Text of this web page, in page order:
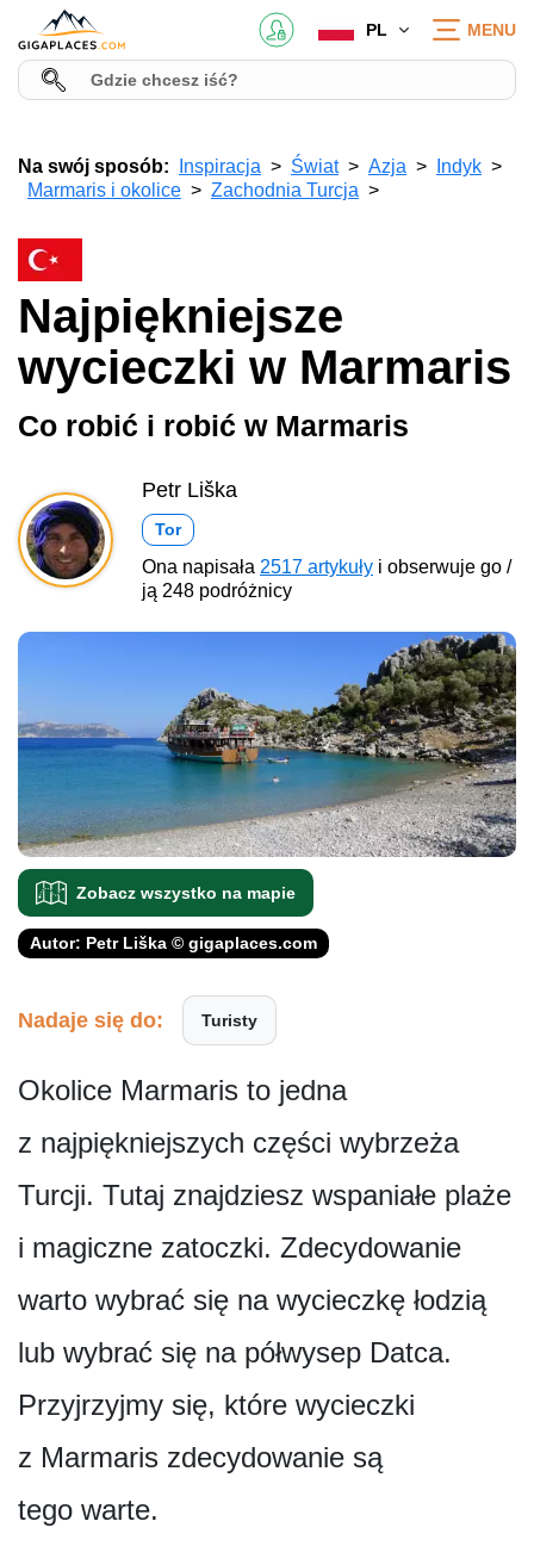
PL MENU
Na swój sposób: Inspiracja Świat Azja
Indyk
Marmaris i okolice
Zachodnia Turcja
Najpiękniejsze
wycieczki w Marmaris
Co robić i robić w Marmaris
Petr Liška
Tor
Ona napisała 2517 artykuły i obserwuje go /
ją 248 podróżnicy
Zobacz wszystko na mapie
Autor: Petr Liška © gigaplaces.com
Nadaje się do: Turisty
Okolice Marmaris to jedna
z najpiękniejszych części wybrzeża
Turcji. Tutaj znajdziesz wspaniałe plaże
i magiczne zatoczki. Zdecydowanie
warto wybrać się na wycieczkę łodzią
lub wybrać się na półwysep Datca.
Przyjrzyjmy się, które wycieczki
z Marmaris zdecydowanie są
tego warte.